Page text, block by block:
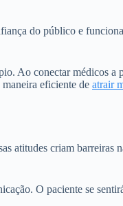
do público e
Ao conectar médicos a
eficiente de atrair
atitudes criam
O paciente se